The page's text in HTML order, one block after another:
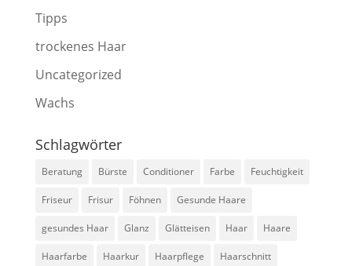
Tipps
trockenes Haar
Uncategorized
Wachs
Schlagwörter
Beratung Bürste Conditioner Farbe Feuchtigkeit
Friseur Frisur Föhnen Gesunde Haare
gesundes Haar Glanz Glätteisen Haar Haare
Haarfarbe Haarkur Haarpflege Haarschnitt